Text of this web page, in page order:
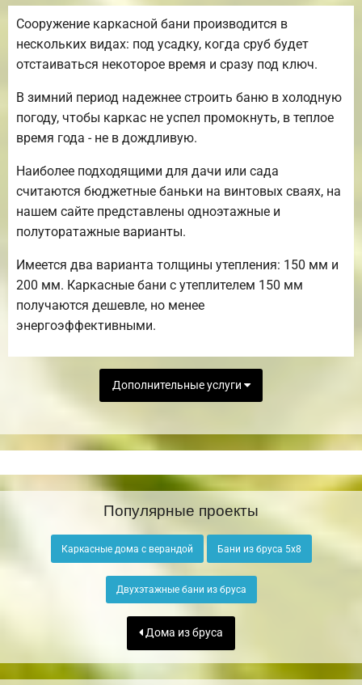
Сооружение каркасной бани производится в
нескольких видах: под усадку, когда сруб будет
отстаиваться некоторое время и сразу под ключ.
В зимний период надежнее строить баню в холодную
погоду, чтобы каркас не успел промокнуть, в теплое
время года - не в дождливую.
Наиболее подходящими для дачи или сада
считаются бюджетные баньки на винтовых сваях, на
нашем сайте представлены одноэтажные и
полуторатажные варианты.
Имеется два варианта толщины утепления: 150 мм и
200 мм. Каркасные бани с утеплителем 150 мм
получаются дешевле, но менее
энергоэффективными.
Дополнительные услуги
Популярные проекты
Каркасные дома с верандой Бани из бруса 5х8
Двухэтажные бани из бруса
Дома из бруса